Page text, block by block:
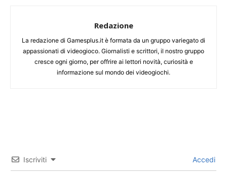
Redazione
La redazione di Gamesplus.it è formata da un gruppo variegato di
appassionati di videogioco. Giornalisti e scrittori, il nostro gruppo
cresce ogni giorno, per offrire ai lettori novità, curiosità e
informazione sul mondo dei videogiochi.
Iscriviti Accedi